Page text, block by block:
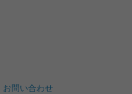
お問い合わせ